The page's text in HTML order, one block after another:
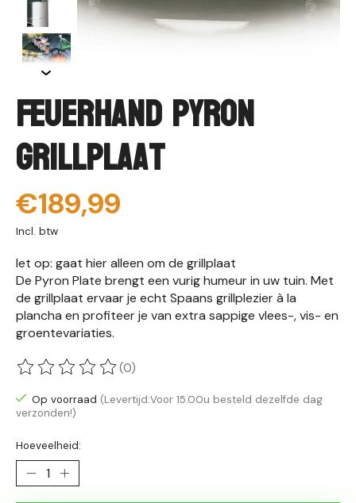
Feuerhand Pyron
Grillplaat
€189,99
Incl. btw
let op: gaat hier alleen om de grillplaat
De Pyron Plate brengt een vurig humeur in uw tuin. Met
de grillplaat ervaar je echt Spaans grillplezier à la
plancha en profiteer je van extra sappige vlees-, vis- en
groentevariaties.
De beoordeling van dit product is
(0)
Op voorraad (Levertijd:Voor 15.00u besteld dezelfde dag
verzonden!)
Hoeveelheid: